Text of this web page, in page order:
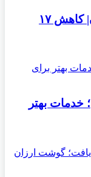
صادرات ۳۴۸ میلیون دلاری زنجان| ‌کاهش ۱۷
خدمات بهتر